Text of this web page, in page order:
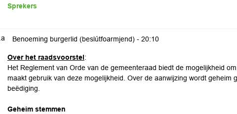
Sprekers
Benoeming burgerlid (beslútfoarmjend) - 20:10
Over het raadsvoorstel:
Het Reglement van Orde van de gemeenteraad biedt de mogelijkheid
maakt gebruik van deze mogelijkheid. Over de aanwijzing wordt geheim
beëdiging.
Geheim stemmen